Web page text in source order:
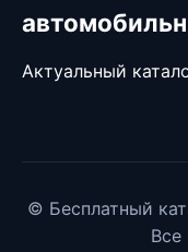
Актуальный
© Бесплатный